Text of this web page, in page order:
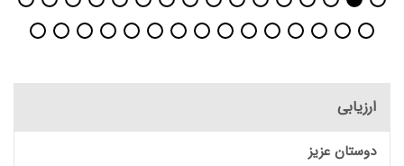
ارزیابی
دوستان عزیز